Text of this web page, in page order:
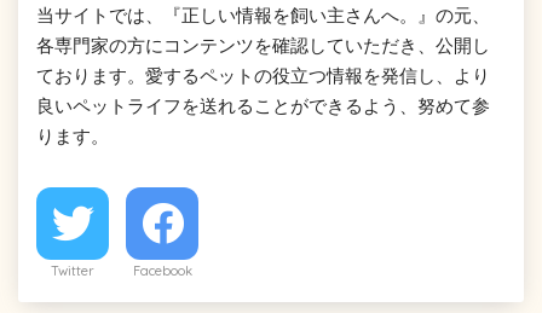
当サイトでは、『正しい情報を飼い主さんへ。』の元、
各専門家の方にコンテンツを確認していただき、公開し
ております。愛するペットの役立つ情報を発信し、より
良いペットライフを送れることができるよう、努めて参
ります。
Twitter Facebook